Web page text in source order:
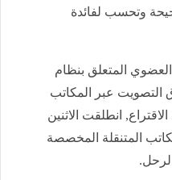
وتحسب لفائدة
المتعلق بنظام
التصويت عبر المكاتب
موعد الاقتراع, انطلقت الاثنين
المتنقلة المخصصة